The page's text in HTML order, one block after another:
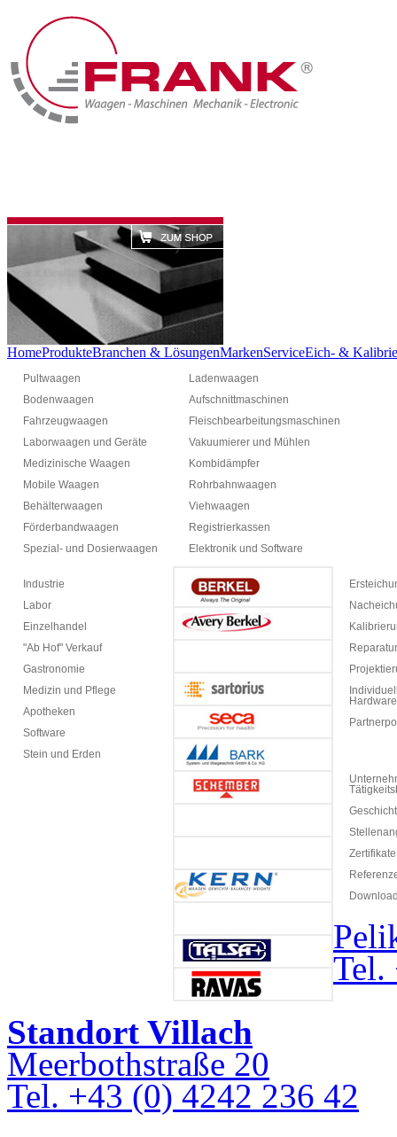
HomeProdukteBranchen & LösungenMarkenServiceEich- &
Pultwaagen
Bodenwaagen
Fahrzeugwaagen
Laborwaagen und Geräte
Medizinische Waagen
Mobile Waagen
Behälterwaagen
Förderbandwaagen
Spezial- und Dosierwaagen
Ladenwaagen
Aufschnittmaschinen
Fleischbearbeitungsmaschinen
Vakuumierer und Mühlen
Kombidämpfer
Rohrbahnwaagen
Viehwaagen
Registrierkassen
Elektronik und Software
Industrie
Labor
Einzelhandel
"Ab Hof" Verkauf
Gastronomie
Medizin und Pflege
Apotheken
Software
Stein und Erden
Zertifikate
Tel.
Standort Villach
Meerbothstraße 20
Tel. +43 (0) 4242 236 42